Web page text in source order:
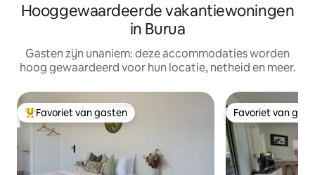
Hooggewaardeerde vakantiewoningen
in Burua
Gasten zijn unaniem: deze accommodaties worden
hoog gewaardeerd voor hun locatie, netheid en meer.
Topfavoriet van gasten
Favoriet van gasten Favoriet van
Favoriet van